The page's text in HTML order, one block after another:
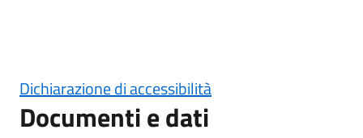
Dichiarazione di accessibilità
Documenti e dati